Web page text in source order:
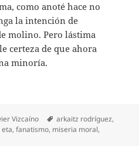
como anoté hace no
la intención de
molino. Pero lástima
certeza de que ahora
minoría.
Vizcaíno Etiquetas
arkaitz rodríguez,
eta,fanatismo, miseria moral,